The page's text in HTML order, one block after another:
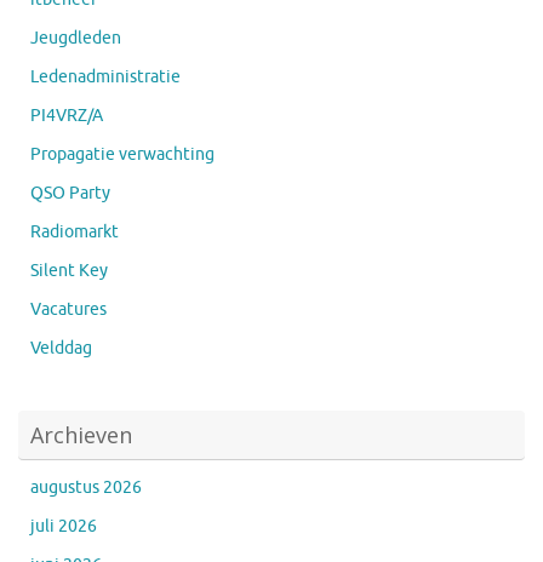
Jeugdleden
Ledenadministratie
PI4VRZ/A
Propagatie verwachting
QSO Party
Radiomarkt
Silent Key
Vacatures
Velddag
Archieven
augustus 2026
juli 2026